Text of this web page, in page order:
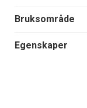
Bruksområde
Egenskaper